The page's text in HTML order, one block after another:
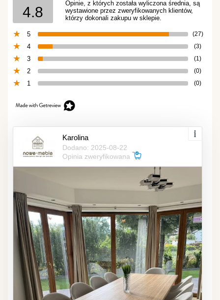
4.8
Opinie, z których została wyliczona średnia, są
wystawione przez zweryfikowanych klientów,
którzy dokonali zakupu w sklepie.
5 (27)
4 (3)
3 (1)
2 (0)
1 (0)
Karolina
Dodano: 2025-08-22
Opinia zweryfikowana